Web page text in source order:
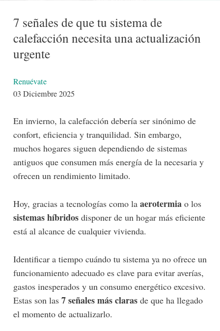
7 señales de que tu sistema de
calefacción necesita una actualización
urgente
DetallesRenuévate
03 Diciembre 2025
En invierno, la calefacción debería ser sinónimo de
confort, eficiencia y tranquilidad. Sin embargo,
muchos hogares siguen dependiendo de sistemas
antiguos que consumen más energía de la necesaria y
ofrecen un rendimiento limitado.
Hoy, gracias a tecnologías como la aerotermiao los
sistemas híbridosdisponer de un hogar más eficiente
está al alcance de cualquier vivienda.
Identificar a tiempo cuándo tu sistema ya no ofrece un
funcionamiento adecuado es clave para evitar averías,
gastos inesperados y un consumo energético excesivo.
Estas son las 7 señales más clarasde que ha llegado
el momento de actualizarlo.